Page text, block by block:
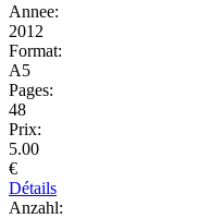
Annee:
2012
Format:
A5
Pages:
48
Prix:
5.00
€
Détails
Anzahl: